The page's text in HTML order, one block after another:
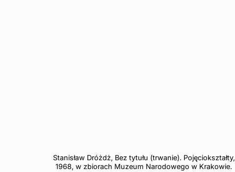
Stanisław Dróżdż, Bez tytułu (trwanie). Pojęciokształty,
1968, w zbiorach Muzeum Narodowego w Krakowie.